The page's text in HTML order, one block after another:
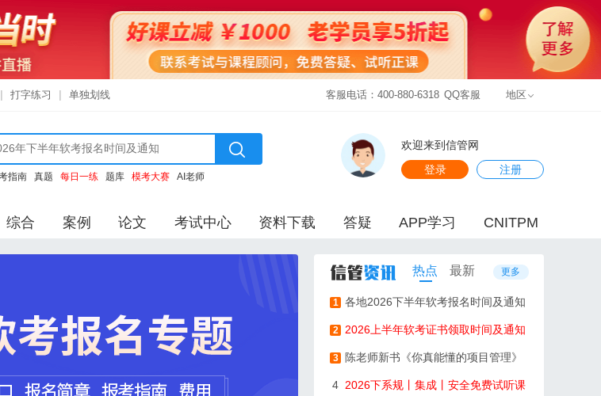
打字练习 单独划线 客服电话：400-880-6318 QQ客服 地区
指南 真题 每日一练 题库 模考大赛 AI老师
欢迎来到信管网
登录
注册
综合 案例 论文 考试中心 资料下载 答疑 APP学习 CNITPM
热点 最新 更多
1 各地2026下半年软考报名时间及通知
2 2026上半年软考证书领取时间及通知
3 陈老师新书《你真能懂的项目管理》
4 2026下系规丨集成丨安全免费试听课